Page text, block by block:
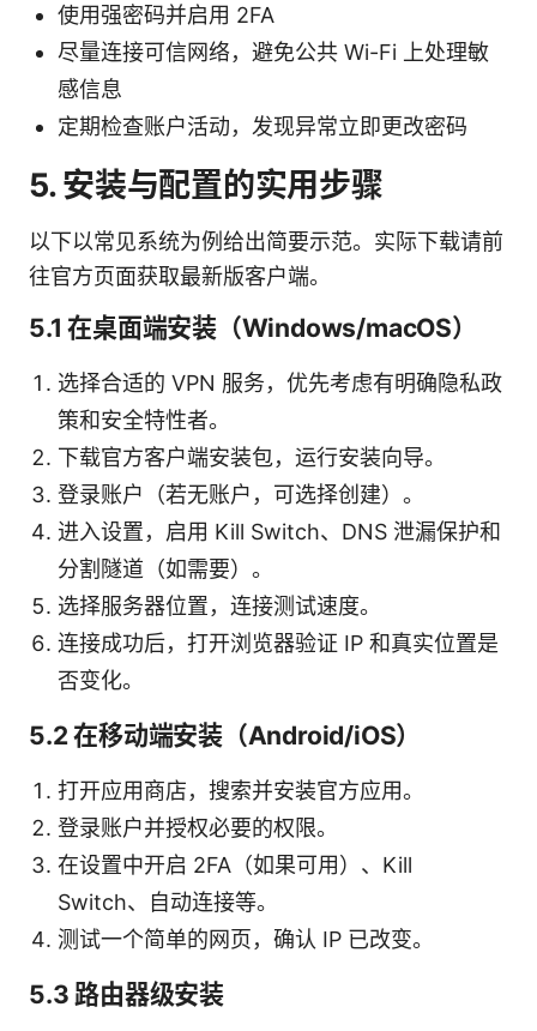
使用强密码并启用 2FA
尽量连接可信网络，避免公共 Wi-Fi 上处理敏
感信息
定期检查账户活动，发现异常立即更改密码
5. 安装与配置的实用步骤
以下以常见系统为例给出简要示范。实际下载请前
往官方页面获取最新版客户端。
5.1 在桌面端安装（Windows/macOS）
选择合适的 VPN 服务，优先考虑有明确隐私政
策和安全特性者。
下载官方客户端安装包，运行安装向导。
登录账户（若无账户，可选择创建）。
进入设置，启用 Kill Switch、DNS 泄漏保护和
分割隧道（如需要）。
选择服务器位置，连接测试速度。
连接成功后，打开浏览器验证 IP 和真实位置是
否变化。
5.2 在移动端安装（Android/iOS）
打开应用商店，搜索并安装官方应用。
登录账户并授权必要的权限。
在设置中开启 2FA（如果可用）、Kill
Switch、自动连接等。
测试一个简单的网页，确认 IP 已改变。
5.3 路由器级安装